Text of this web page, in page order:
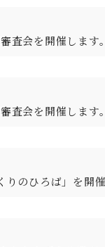
査会を開催します。
査会を開催します。
りのひろば」を開